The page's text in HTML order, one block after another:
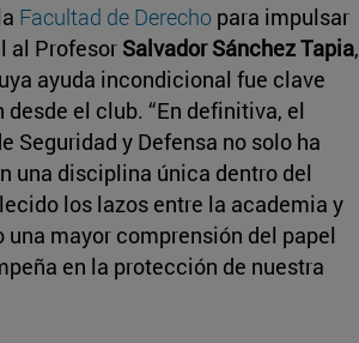
Facultad de Derecho para impulsar
al Profesor Salvador Sánchez Tapia,
ayuda incondicional fue clave
el club. “En definitiva, el
Seguridad y Defensa no solo ha
una disciplina única dentro del
los lazos entre la academia y
mayor comprensión del papel
en la protección de nuestra